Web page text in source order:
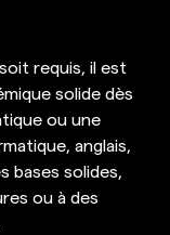
requis, il est
solide dès
ou une
anglais,
bases solides,
ou à des